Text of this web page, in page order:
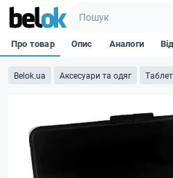
Belok.ua Аксесуари та одяг
Про товар Опис Аналоги